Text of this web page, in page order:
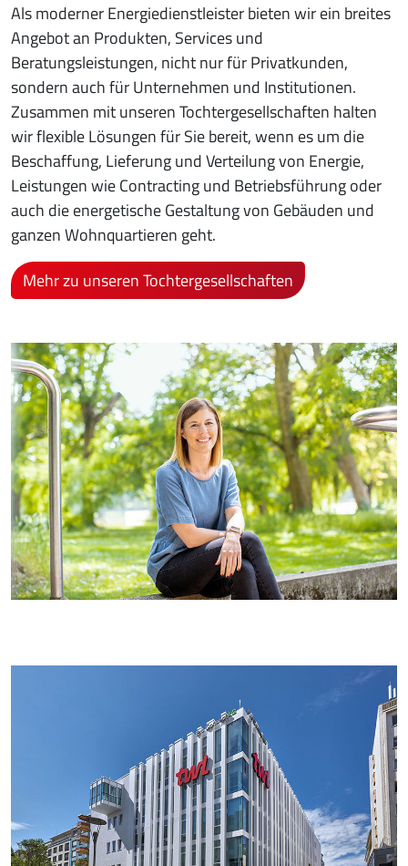
Als moderner Energiedienstleister bieten wir ein breites
Angebot an Produkten, Services und
Beratungsleistungen, nicht nur für Privatkunden,
sondern auch für Unternehmen und Institutionen.
Zusammen mit unseren Tochtergesellschaften halten
wir flexible Lösungen für Sie bereit, wenn es um die
Beschaffung, Lieferung und Verteilung von Energie,
Leistungen wie Contracting und Betriebsführung oder
auch die energetische Gestaltung von Gebäuden und
ganzen Wohnquartieren geht.
Mehr zu unseren Tochtergesellschaften